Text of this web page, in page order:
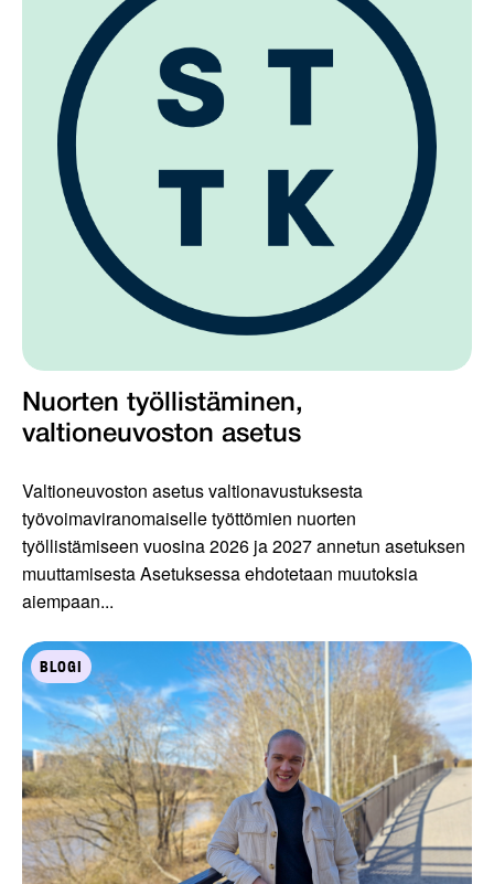
Nuorten työllistäminen,
valtioneuvoston asetus
Valtioneuvoston asetus valtionavustuksesta
työvoimaviranomaiselle työttömien nuorten
työllistämiseen vuosina 2026 ja 2027 annetun asetuksen
muuttamisesta Asetuksessa ehdotetaan muutoksia
aiempaan...
BLOGI